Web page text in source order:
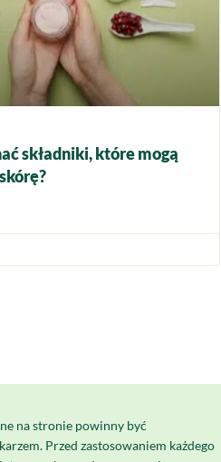
składniki, które mogą
na stronie powinny być
Przed zastosowaniem każdego